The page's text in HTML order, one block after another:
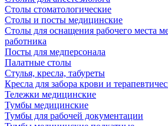
Столы стоматологические
Столы и посты медицинские
Столы для оснащения рабочего места
работника
Посты для медперсонала
Палатные столы
Стулья, кресла, табуреты
Кресла для забора крови и
Тележки медицинские
Тумбы медицинские
Тумбы для рабочей документации